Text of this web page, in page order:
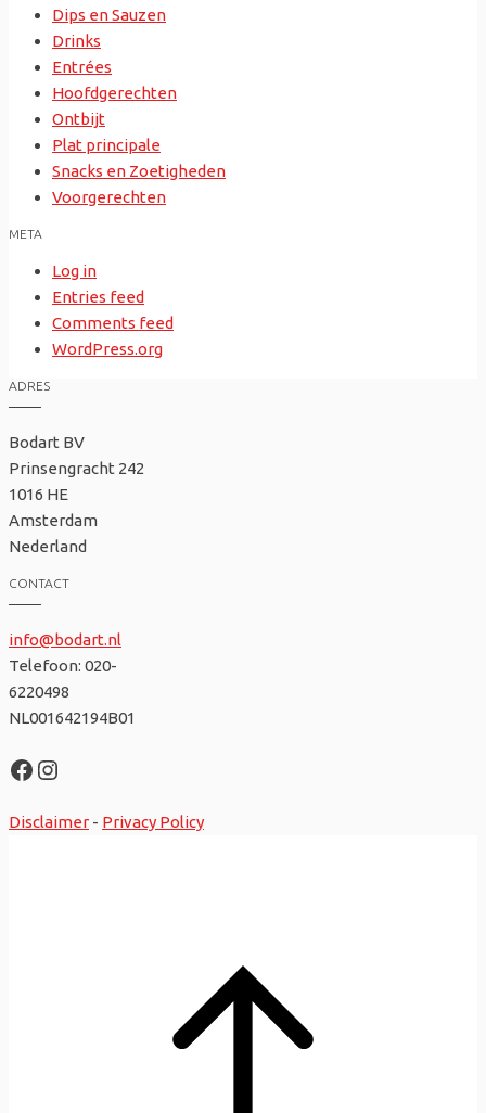
Dips en Sauzen
Drinks
Entrées
Hoofdgerechten
Ontbijt
Plat principale
Snacks en Zoetigheden
Voorgerechten
META
Log in
Entries feed
Comments feed
WordPress.org
ADRES
Bodart BV
Prinsengracht 242
1016 HE
Amsterdam
Nederland
CONTACT
info@bodart.nl
Telefoon: 020-
6220498
NL001642194B01
Facebook
Instagram
Disclaimer - Privacy Policy